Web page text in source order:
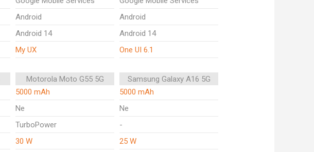
Android
Android
Android 14
Android 14
My UX One UI 6.1
Motorola Moto G55 5G
Samsung Galaxy A16 5G
5000 mAh
5000 mAh
Ne
Ne
TurboPower
-
30 W 25 W